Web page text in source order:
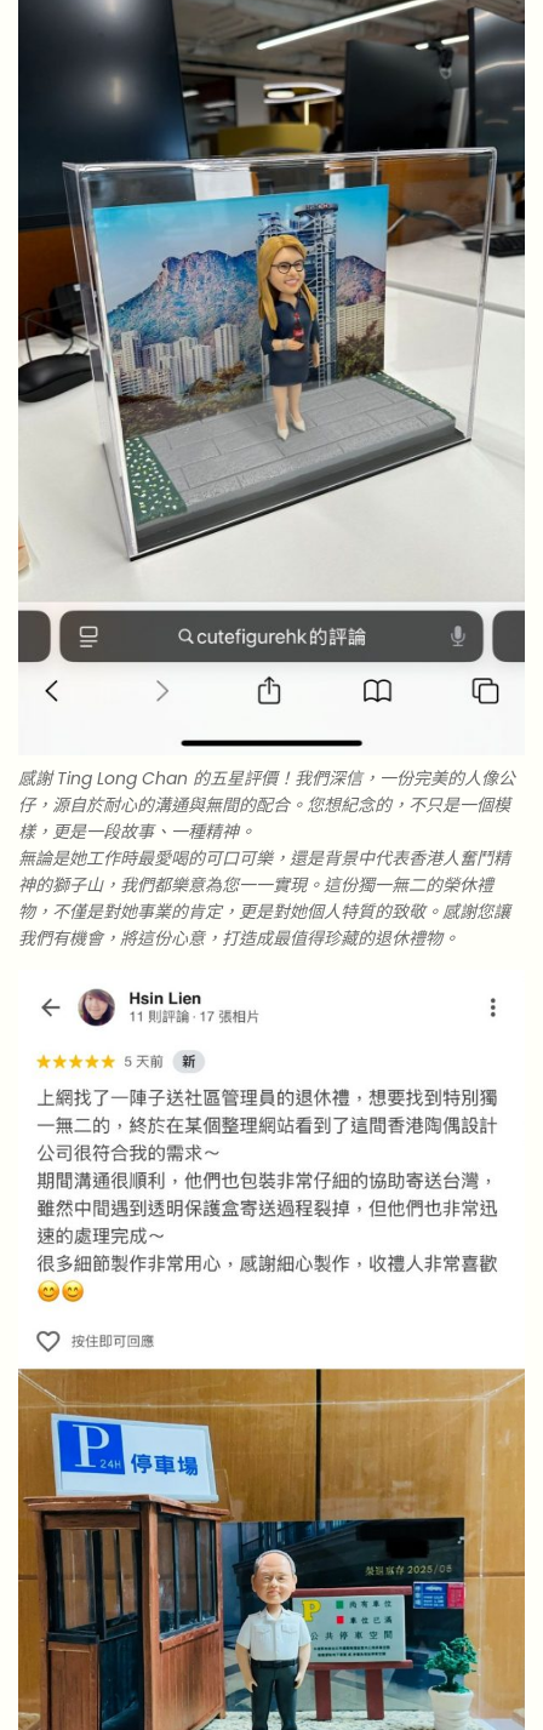
感謝 Ting Long Chan 的五星評價！我們深信，一份完美的人像公
仔，源自於耐心的溝通與無間的配合。您想紀念的，不只是一個模
樣，更是一段故事、一種精神。
無論是她工作時最愛喝的可口可樂，還是背景中代表香港人奮鬥精
神的獅子山，我們都樂意為您一一實現。這份獨一無二的榮休禮
物，不僅是對她事業的肯定，更是對她個人特質的致敬。感謝您讓
我們有機會，將這份心意，打造成最值得珍藏的退休禮物。